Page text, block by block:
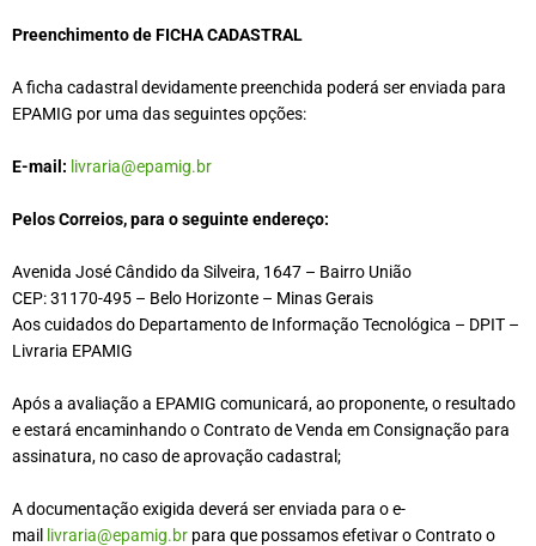
Preenchimento de FICHA CADASTRAL
A ficha cadastral devidamente preenchida poderá ser enviada para
EPAMIG por uma das seguintes opções:
E-mail: livraria@epamig.br
Pelos Correios, para o seguinte endereço:
Avenida José Cândido da Silveira, 1647 – Bairro União
CEP: 31170-495 – Belo Horizonte – Minas Gerais
Aos cuidados do Departamento de Informação Tecnológica – DPIT –
Livraria EPAMIG
Após a avaliação a EPAMIG comunicará, ao proponente, o resultado
e estará encaminhando o Contrato de Venda em Consignação para
assinatura, no caso de aprovação cadastral;
A documentação exigida deverá ser enviada para o e-
mail livraria@epamig.br para que possamos efetivar o Contrato o